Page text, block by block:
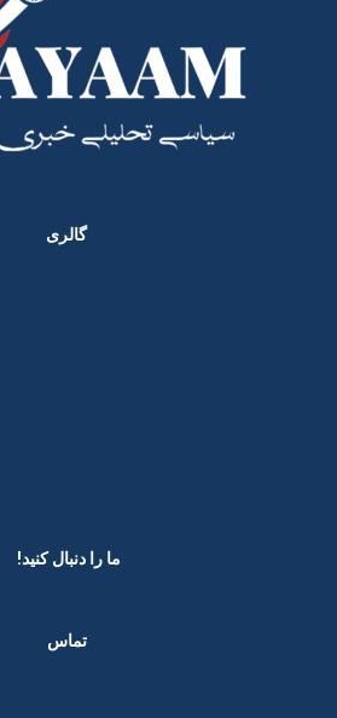
گالری
ما را دنبال کنید! ​
تماس